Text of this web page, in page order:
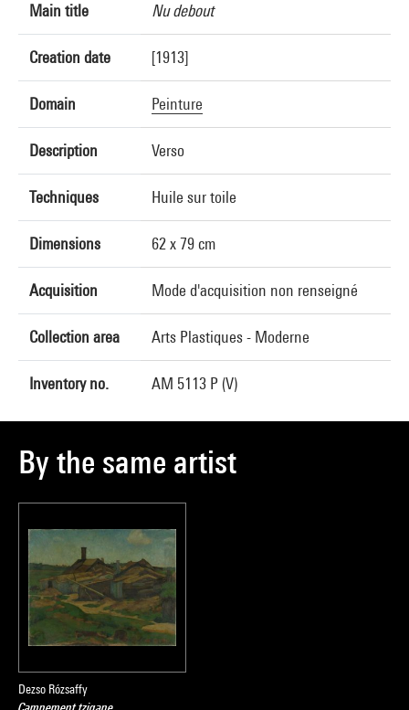
Main title Nu debout
Creation date [1913]
Domain Peinture
Description Verso
Techniques Huile sur toile
Dimensions 62 x 79 cm
Acquisition Mode d'acquisition non renseigné
Collection area Arts Plastiques - Moderne
Inventory no. AM 5113 P (V)
By the same artist
Dezso Rózsaffy